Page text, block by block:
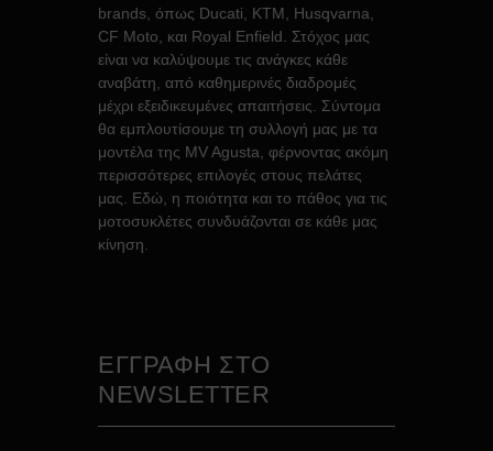
brands, όπως Ducati, KTM, Husqvarna,
CF Moto, και Royal Enfield. Στόχος μας
είναι να καλύψουμε τις ανάγκες κάθε
αναβάτη, από καθημερινές διαδρομές
μέχρι εξειδικευμένες απαιτήσεις. Σύντομα
θα εμπλουτίσουμε τη συλλογή μας με τα
μοντέλα της MV Agusta, φέρνοντας ακόμη
περισσότερες επιλογές στους πελάτες
μας. Εδώ, η ποιότητα και το πάθος για τις
μοτοσυκλέτες συνδυάζονται σε κάθε μας
κίνηση.
ΕΓΓΡΑΦΗ ΣΤΟ
NEWSLETTER